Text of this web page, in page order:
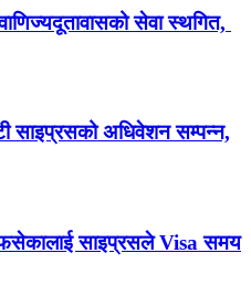
सेवा स्थगित,
साइप्रसको अधिवेशन सम्पन्न,
साइप्रसले Visa समय